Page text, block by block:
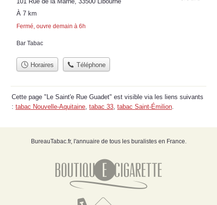
À 7 km
Fermé, ouvre demain à 6h
Bar Tabac
Horaires Téléphone
Cette page "Le Saint'e Rue Guadet" est visible via les liens suivants
: tabac Nouvelle-Aquitaine tabac 33 tabac Saint-Émilion
BureauTabac.fr, l'annuaire de tous les buralistes en France.